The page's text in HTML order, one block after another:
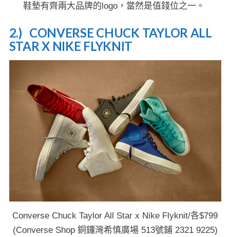
鞋墊有齊兩大品牌的logo，當然是值錢位之一。
2.) CONVERSE CHUCK TAYLOR ALL
STAR X NIKE FLYKNIT
Converse Chuck Taylor All Star x Nike Flyknit/各$799
(Converse Shop 銅鑼灣希慎廣場 513號鋪 2321 9225)